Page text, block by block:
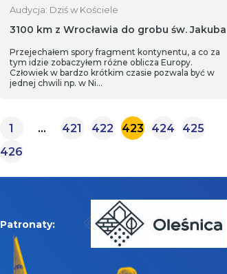
Audycja: Dziś w Kościele
3100 km z Wrocławia do grobu św. Jakuba
Przejechałem spory fragment kontynentu, a co za
tym idzie zobaczyłem różne oblicza Europy.
Człowiek w bardzo krótkim czasie pozwala być w
jednej chwili np. w Ni…
1 … 421 422 423 424
425
426
Patronaty: